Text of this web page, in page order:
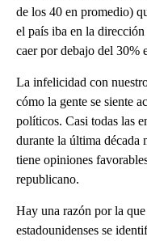
de los 40 en promedio)
el país iba en la
caer por debajo del 30%
La infelicidad con
cómo la gente se siente
políticos. Casi todas las
durante la última década
tiene opiniones
republicano.
Hay una razón por la
estadounidenses se